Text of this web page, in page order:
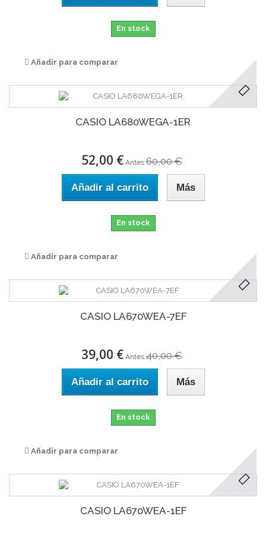
En stock
Añadir para comparar
CASIO LA680WEGA-1ER
52,00 € Antes 60,00 €
Añadir al carrito Más
En stock
Añadir para comparar
CASIO LA670WEA-7EF
39,00 € Antes 40,00 €
Añadir al carrito Más
En stock
Añadir para comparar
CASIO LA670WEA-1EF